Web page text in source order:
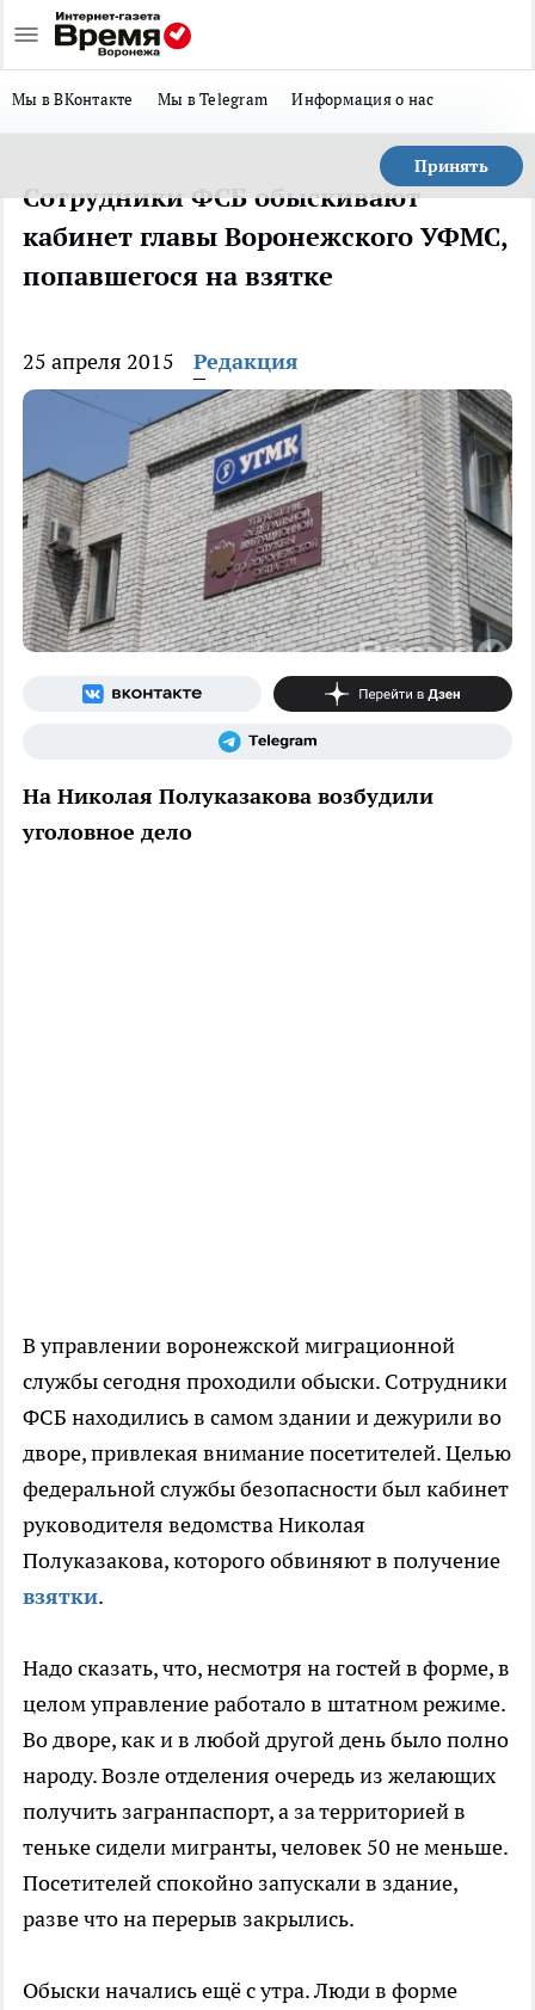
Мы в ВКонтакте Мы в Telegram Информация о нас
Принять
Сотрудники ФСБ обыскивают
кабинет главы Воронежского УФМС,
попавшегося на взятке
25 апреля 2015 Редакция
На Николая Полуказакова возбудили
уголовное дело
В управлении воронежской миграционной
службы сегодня проходили обыски. Сотрудники
ФСБ находились в самом здании и дежурили во
дворе, привлекая внимание посетителей. Целью
федеральной службы безопасности был кабинет
руководителя ведомства Николая
Полуказакова, которого обвиняют в получение
взятки.
Надо сказать, что, несмотря на гостей в форме, в
целом управление работало в штатном режиме.
Во дворе, как и в любой другой день было полно
народу. Возле отделения очередь из желающих
получить загранпаспорт, а за территорией в
теньке сидели мигранты, человек 50 не меньше.
Посетителей спокойно запускали в здание,
разве что на перерыв закрылись.
Обыски начались ещё с утра. Люди в форме